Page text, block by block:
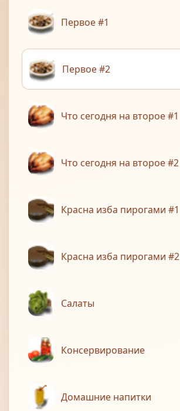
Первое #1
Первое #2
Что сегодня на второе #1
Что сегодня на второе #2
Красна изба пирогами #1
Красна изба пирогами #2
Салаты
Консервирование
Домашние напитки